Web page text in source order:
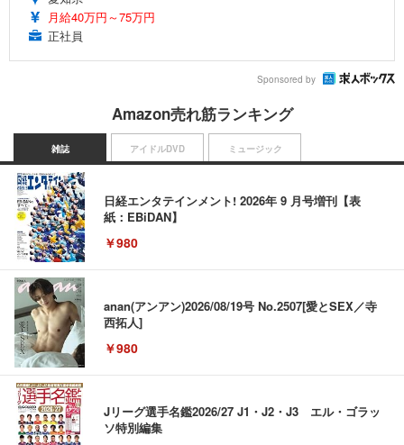
月給40万円～75万円
正社員
Sponsored by
Amazon売れ筋ランキング
雑誌
日経エンタテインメント! 2026年 9 月号増刊【表
紙：EBiDAN】
￥980
anan(アンアン)2026/08/19号 No.2507[愛とSEX／寺
西拓人]
￥980
Jリーグ選手名鑑2026/27 J1・J2・J3 エル・ゴラッ
ソ特別編集
アイドルDVD ミュージック